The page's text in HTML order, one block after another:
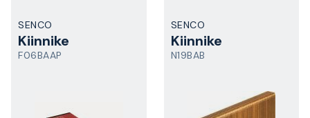
SENCO
Kiinnike
F06BAAP
SENCO
Kiinnike
N19BAB